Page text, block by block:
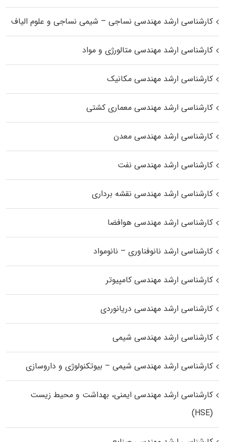
کارشناسی ارشد مهندسی نساجی – شیمی نساجی و علوم الیاف
کارشناسی ارشد مهندسی متالورژی و مواد
کارشناسی ارشد مهندسی مکانیک
کارشناسی ارشد مهندسی معماری کشتی
کارشناسی ارشد مهندسی معدن
کارشناسی ارشد مهندسی نفت
کارشناسی ارشد مهندسی نقشه برداری
کارشناسی ارشد مهندسی هوافضا
کارشناسی ارشد نانوفناوری – نانومواد
کارشناسی ارشد مهندسی کامپیوتر
کارشناسی ارشد مهندسی دریانوردی
کارشناسی ارشد مهندسی شیمی
کارشناسی ارشد مهندسی شیمی – بیوتکنولوژی و داروسازی
کارشناسی ارشد مهندسی ایمنی، بهداشت و محیط زیست
(HSE)